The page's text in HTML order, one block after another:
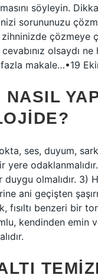
söyleyin.
sorununuzu
çözmeye
olsaydı
makale…•19
NASIL
ses, duyum,
yere
olmalıdır. 3)
ani geçişten
fısıltı benzeri bir
kendinden emin